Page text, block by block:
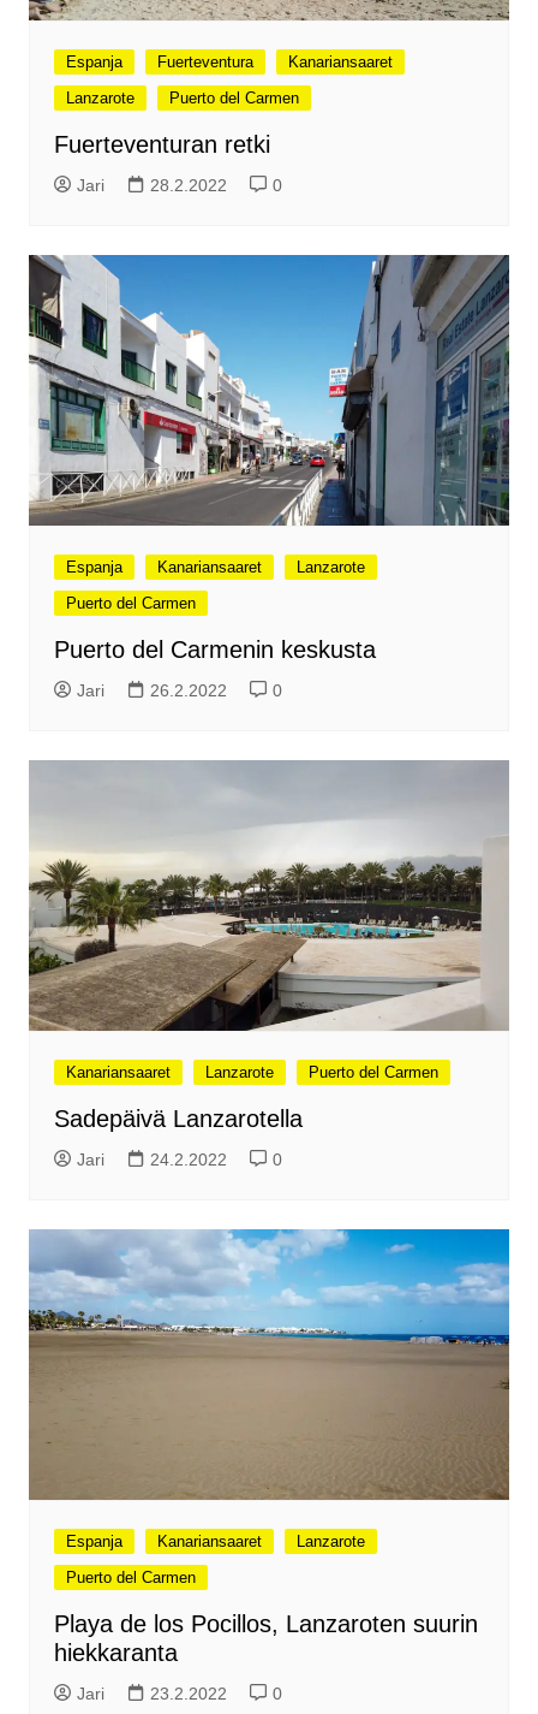
Espanja Fuerteventura
Kanariansaaret
Lanzarote
Puerto del Carmen
Fuerteventuran retki
Jari 28.2.2022 0
Espanja Kanariansaaret
Lanzarote
Puerto del Carmen
Puerto del Carmenin keskusta
Jari 26.2.2022 0
Kanariansaaret Lanzarote Puerto del Carmen
Sadepäivä Lanzarotella
Jari 24.2.2022 0
Espanja Kanariansaaret
Lanzarote
Puerto del Carmen
Playa de los Pocillos, Lanzaroten suurin
hiekkaranta
Jari 23.2.2022 0